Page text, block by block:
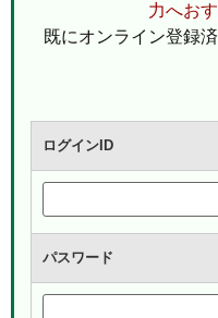
力へお
既にオンライン登録
ログインID
パスワード